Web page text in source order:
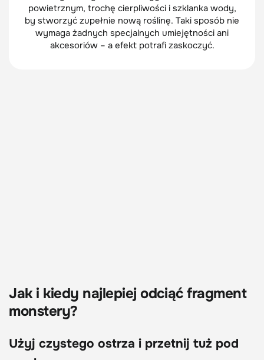
powietrznym, trochę cierpliwości i szklanka wody,
by stworzyć zupełnie nową roślinę. Taki sposób nie
wymaga żadnych specjalnych umiejętności ani
akcesoriów – a efekt potrafi zaskoczyć.
Jak i kiedy najlepiej odciąć fragment
monstery?
Użyj czystego ostrza i przetnij tuż pod